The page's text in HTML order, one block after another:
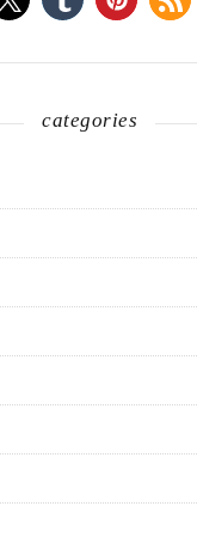
categories